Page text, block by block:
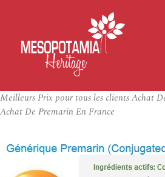
Meilleurs Prix pour tous les clients Achat
Achat De Premarin En France